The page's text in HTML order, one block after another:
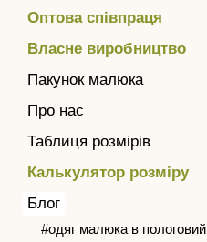
Оптова співпраця
Власне виробництво
Пакунок малюка
Про нас
Таблиця розмірів
Калькулятор розміру
Блог
#одяг малюка в пологовий